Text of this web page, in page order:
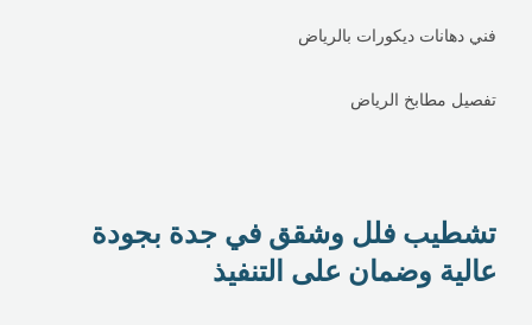
فني دهانات ديكورات بالرياض
تفصيل مطابخ الرياض
تشطيب فلل وشقق في جدة بجودة
عالية وضمان على التنفيذ